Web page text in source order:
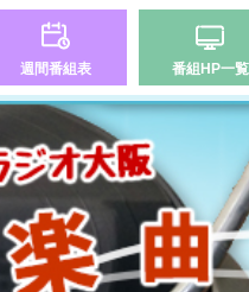
週間番組表 番組HP一覧